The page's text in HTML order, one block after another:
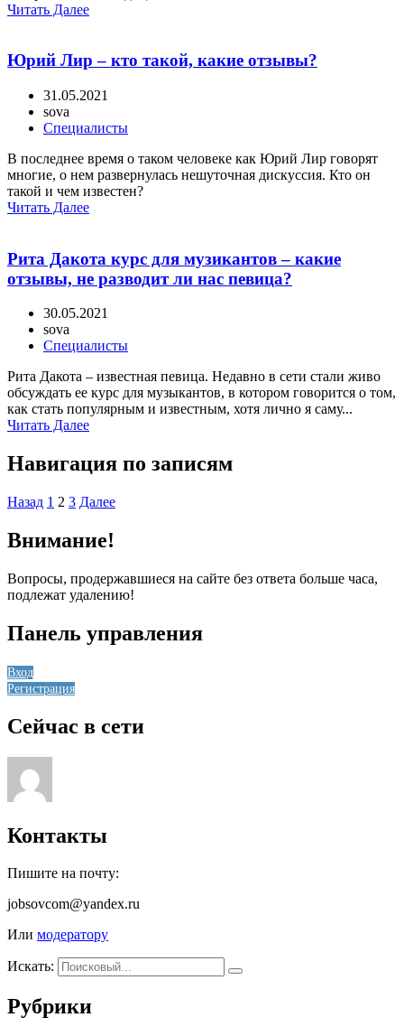
Читать Далее
Юрий Лир – кто такой, какие отзывы?
31.05.2021
sova
Специалисты
В последнее время о таком человеке как Юрий Лир говорят
многие, о нем развернулась нешуточная дискуссия. Кто он
такой и чем известен?
Читать Далее
Рита Дакота курс для музикантов – какие
отзывы, не разводит ли нас певица?
30.05.2021
sova
Специалисты
Рита Дакота – известная певица. Недавно в сети стали живо
обсуждать ее курс для музыкантов, в котором говорится о том,
как стать популярным и известным, хотя лично я саму...
Читать Далее
Навигация по записям
Назад 1 2 3 Далее
Внимание!
Вопросы, продержавшиеся на сайте без ответа больше часа,
подлежат удалению!
Панель управления
Вход
Регистрация
Сейчас в сети
Контакты
Пишите на почту:
jobsovcom@yandex.ru
Или модератору
Искать:
Рубрики